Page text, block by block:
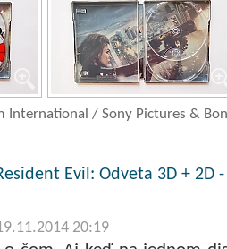
International / Sony Pictures &
Evil: Odveta 3D + 2D
20:19